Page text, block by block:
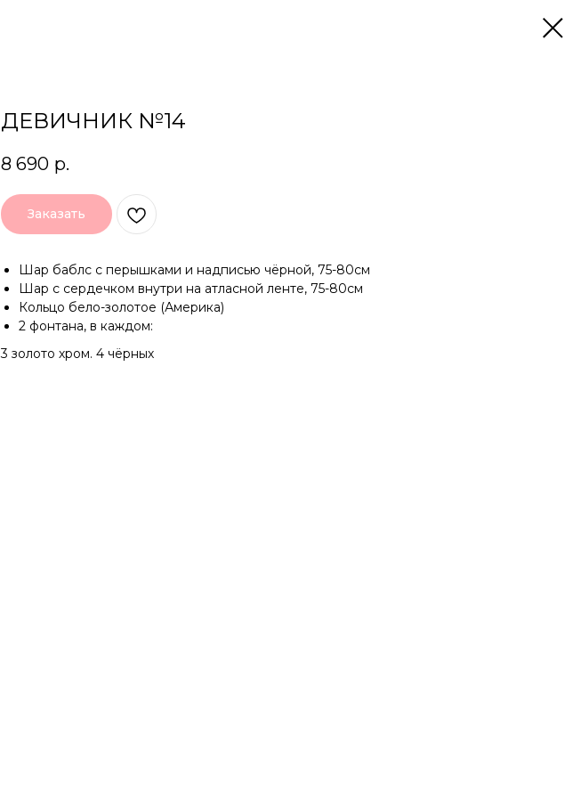
ДЕВИЧНИК №14
8 690 р.
Заказать
Шар баблс с перышками и надписью чёрной, 75-80см
Шар с сердечком внутри на атласной ленте, 75-80см
Кольцо бело-золотое (Америка)
2 фонтана, в каждом:
3 золото хром. 4 чёрных